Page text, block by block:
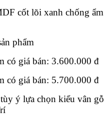
cốt lõi xanh chống ẩm
phẩm
có giá bán: 3.600.000 đ
có giá bán: 5.700.000 đ
ý lựa chọn kiểu vân gỗ